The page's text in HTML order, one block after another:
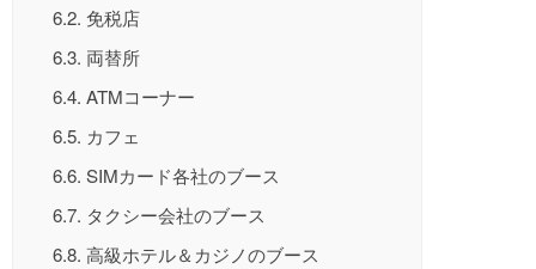
6.2. 免税店
6.3. 両替所
6.4. ATMコーナー
6.5. カフェ
6.6. SIMカード各社のブース
6.7. タクシー会社のブース
6.8. 高級ホテル＆カジノのブース